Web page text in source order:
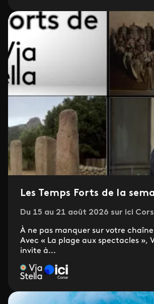
Les Temps Forts de la
Du 15 au 21 août 2026 sur ici
À ne pas manquer sur votre
Avec « La plage aux spectacles »,
invite à...